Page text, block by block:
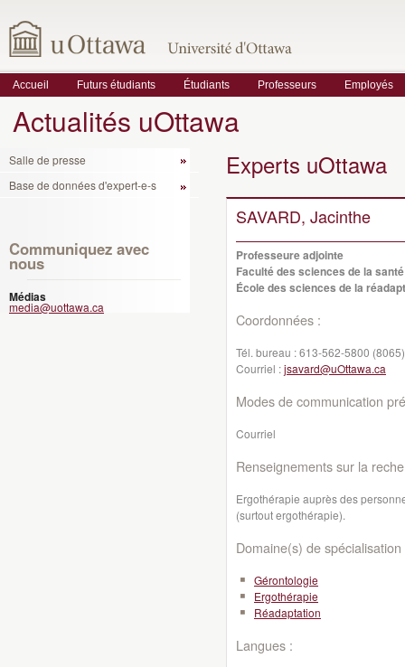
Accueil Futurs étudiants Étudiants Professeurs Employés
Actualités uOttawa
Salle de presse
Base de données d'expert-e-s
Communiquez avec
nous
Médias
media@uottawa.ca
Experts uOttawa
SAVARD, Jacinthe
Professeure adjointe
Faculté des sciences de la santé
École des sciences de la
Coordonnées :
Tél. bureau :613-562-5800 (8065)
Courriel :jsavard@uOttawa.ca
Modes de communication
Courriel
Renseignements sur la
Ergothérapie auprès des
(surtout ergothérapie).
Domaine(s) de spécialisation
Gérontologie
Ergothérapie
Réadaptation
Langues :